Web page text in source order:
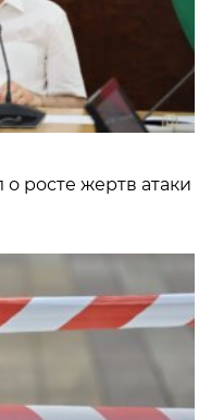
росте жертв атаки